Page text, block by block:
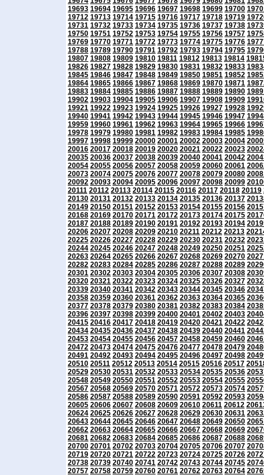
19693 19694 19695 19696 19697 19698 19699 19700
19712 19713 19714 19715 19716 19717 19718 19719
19731 19732 19733 19734 19735 19736 19737 19738
19750 19751 19752 19753 19754 19755 19756 19757
19769 19770 19771 19772 19773 19774 19775 19776
19788 19789 19790 19791 19792 19793 19794 19795
19807 19808 19809 19810 19811 19812 19813 19814
19826 19827 19828 19829 19830 19831 19832 19833
19845 19846 19847 19848 19849 19850 19851 19852
19864 19865 19866 19867 19868 19869 19870 19871
19883 19884 19885 19886 19887 19888 19889 19890
19902 19903 19904 19905 19906 19907 19908 19909
19921 19922 19923 19924 19925 19926 19927 19928
19940 19941 19942 19943 19944 19945 19946 19947
19959 19960 19961 19962 19963 19964 19965 19966
19978 19979 19980 19981 19982 19983 19984 19985
19997 19998 19999 20000 20001 20002 20003 20004
20016 20017 20018 20019 20020 20021 20022 20023
20035 20036 20037 20038 20039 20040 20041 20042
20054 20055 20056 20057 20058 20059 20060 20061
20073 20074 20075 20076 20077 20078 20079 20080
20092 20093 20094 20095 20096 20097 20098 20099
20111 20112 20113 20114 20115 20116 20117 20118 20119
20130 20131 20132 20133 20134 20135 20136 20137
20149 20150 20151 20152 20153 20154 20155 20156
20168 20169 20170 20171 20172 20173 20174 20175
20187 20188 20189 20190 20191 20192 20193 20194
20206 20207 20208 20209 20210 20211 20212 20213
20225 20226 20227 20228 20229 20230 20231 20232
20244 20245 20246 20247 20248 20249 20250 20251
20263 20264 20265 20266 20267 20268 20269 20270
20282 20283 20284 20285 20286 20287 20288 20289
20301 20302 20303 20304 20305 20306 20307 20308
20320 20321 20322 20323 20324 20325 20326 20327
20339 20340 20341 20342 20343 20344 20345 20346
20358 20359 20360 20361 20362 20363 20364 20365
20377 20378 20379 20380 20381 20382 20383 20384
20396 20397 20398 20399 20400 20401 20402 20403
20415 20416 20417 20418 20419 20420 20421 20422
20434 20435 20436 20437 20438 20439 20440 20441
20453 20454 20455 20456 20457 20458 20459 20460
20472 20473 20474 20475 20476 20477 20478 20479
20491 20492 20493 20494 20495 20496 20497 20498
20510 20511 20512 20513 20514 20515 20516 20517
20529 20530 20531 20532 20533 20534 20535 20536
20548 20549 20550 20551 20552 20553 20554 20555
20567 20568 20569 20570 20571 20572 20573 20574
20586 20587 20588 20589 20590 20591 20592 20593
20605 20606 20607 20608 20609 20610 20611 20612
20624 20625 20626 20627 20628 20629 20630 20631
20643 20644 20645 20646 20647 20648 20649 20650
20662 20663 20664 20665 20666 20667 20668 20669
20681 20682 20683 20684 20685 20686 20687 20688
20700 20701 20702 20703 20704 20705 20706 20707
20719 20720 20721 20722 20723 20724 20725 20726
20738 20739 20740 20741 20742 20743 20744 20745
20757 20758 20759 20760 20761 20762 20763 20764